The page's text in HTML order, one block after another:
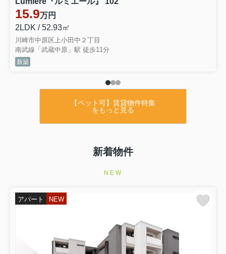
15.9万円
2LDK / 52.93㎡
川崎市中原区上小田中２丁目
南武線「武蔵中原」駅 徒歩11分
新築
【ペット可】賃貸物件特集
をもっと見る
新着物件
NEW
アパート NEW